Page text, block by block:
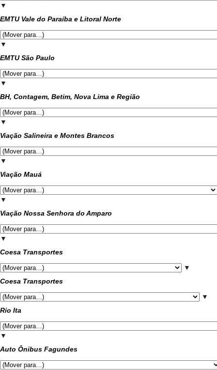
▼
EMTU Vale do Paraíba e Litoral Norte
▼
EMTU São Paulo
▼
BH, Contagem, Betim, Nova Lima e Região
▼
Viação Salineira e Montes Brancos
▼
Viação Mauá
▼
Viação Nossa Senhora do Amparo
▼
Coesa Transportes
▼
Coesa Transportes
▼
Rio Ita
▼
Auto Ônibus Fagundes